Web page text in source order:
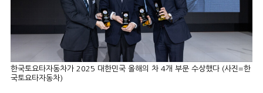
한국토요타자동차가 2025 대한민국 올해의 차 4개 부문 수상했다 (사진=한
국토요타자동차)